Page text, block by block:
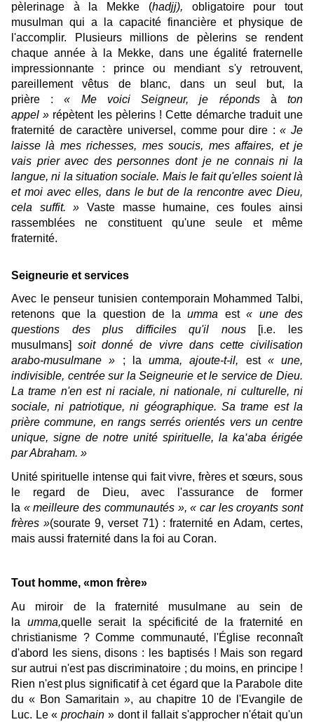
pèlerinage à la Mekke (hadjj), obligatoire pour tout
musulman qui a la capacité financière et physique de
l'accomplir. Plusieurs millions de pèlerins se rendent
chaque année à la Mekke, dans une égalité fraternelle
impressionnante : prince ou mendiant s'y retrouvent,
pareillement vêtus de blanc, dans un seul but, la
prière :« Me voici Seigneur, je réponds àton
appel » répètent les pèlerins ! Cette démarche traduit une
fraternité de caractère universel, comme pour dire :« Je
laisse là mes richesses, mes soucis, mes affaires, et je
vais prier avec des personnes dont je ne connais ni la
langue, ni la situation sociale. Mais le fait qu'elles soient là
et moi avec elles, dans le but de la rencontre avec Dieu,
cela suffit. » Vaste masse humaine, ces foules ainsi
rassemblées ne constituent qu'une seule et même
fraternité.
Seigneurie et services
Avec le penseur tunisien contemporain Mohammed Talbi,
retenons que la question de la umma est « une des
questions des plus difficiles qu'il nous [i.e. les
musulmans]soit donné de vivre dans cette civilisation
arabo-musulmane » ; la umma, ajoute-t-il, est «
une,
indivisible, centrée sur la Seigneurie et le service de Dieu.
La trame n'en est ni raciale, ni nationale, ni culturelle, ni
sociale, ni patriotique, ni géographique. Sa trame est la
prière commune, en rangs serrés orientés vers un centre
unique, signe de notre unité spirituelle, la ka‘aba érigée
par Abraham. »
Unité spirituelle intense qui fait vivre, frères et sœurs, sous
le regard de Dieu, avec l'assurance de former
la « meilleure des communautés », « car les croyants sont
frères »(sourate 9, verset 71) : fraternité en Adam, certes,
mais aussi fraternité dans la foi au Coran.
Tout homme, «mon frère»
Au miroir de la fraternité musulmane au sein de
la umma,quelle serait la spécificité de la fraternité en
christianisme ? Comme communauté, l'Église reconnaît
d'abord les siens, disons : les baptisés ! Mais son regard
sur autrui n'est pas discriminatoire ; du moins, en principe !
Rien n'est plus significatif à cet égard que la Parabole dite
du « Bon Samaritain », au chapitre 10 de l'Evangile de
Luc. Le « prochain » dont il fallait s'approcher n'était qu'un